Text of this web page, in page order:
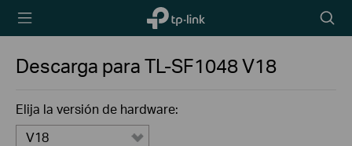
TP-Link,
Reliably
icon
Descarga paraTL-SF1048V18
Elija la versión de hardware:
V18